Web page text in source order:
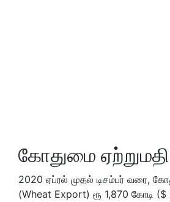
கோதுமை ஏற்றுமதி
2020 ஏப்ரல் முதல் டிசம்பர் வரை,
(Wheat Export) ரூ 1,870 கோடி